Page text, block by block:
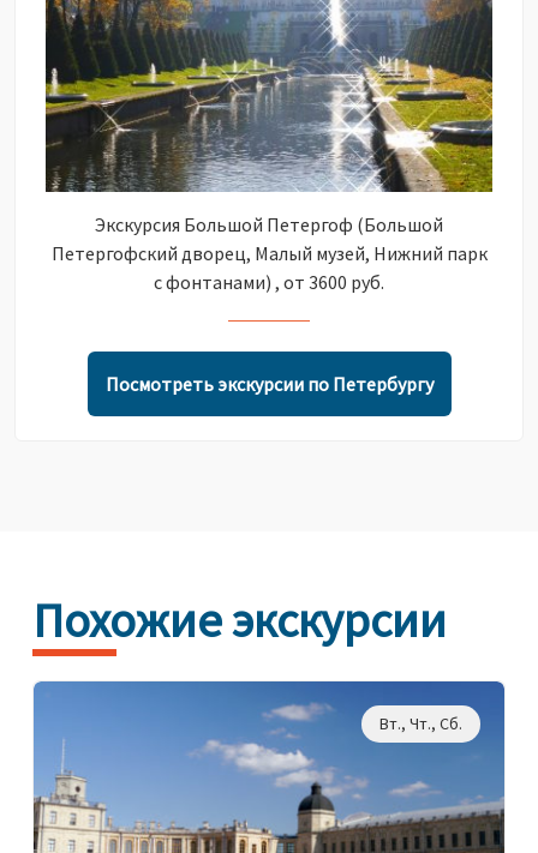
Экскурсия Большой Петергоф (Большой
Петергофский дворец, Малый музей, Нижний парк
с фонтанами) , от 3600 руб.
Посмотреть экскурсии по Петербургу
Похожие экскурсии
Вт., Чт., Сб.